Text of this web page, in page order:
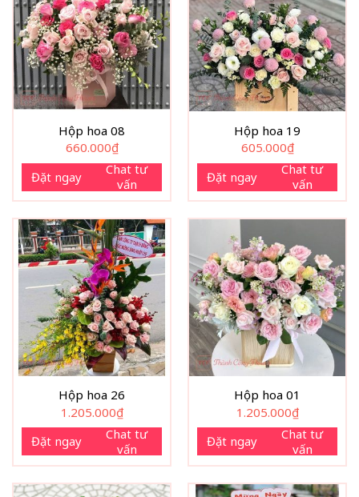
Hộp hoa 08
660.000₫
Đặt ngay
Chat tư
vấn
Hộp hoa 19
605.000₫
Đặt ngay
Chat tư
vấn
Hộp hoa 26
1.205.000₫
Đặt ngay
Chat tư
vấn
Hộp hoa 01
1.205.000₫
Đặt ngay
Chat tư
vấn